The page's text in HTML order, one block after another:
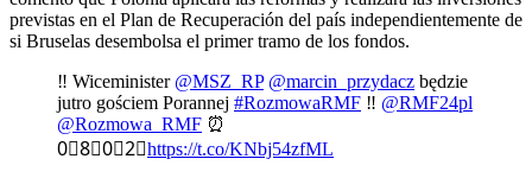
previstas en el Plan de Recuperación del país independientemente de
si Bruselas desembolsa el primer tramo de los fondos.
‼️ Wiceminister @MSZ_RP @marcin_przydacz będzie
jutro gościem Porannej #RozmowaRMF ‼️ @RMF24pl
@Rozmowa_RMF ⏰
0⃣8⃣0⃣2⃣https://t.co/KNbj54zfML